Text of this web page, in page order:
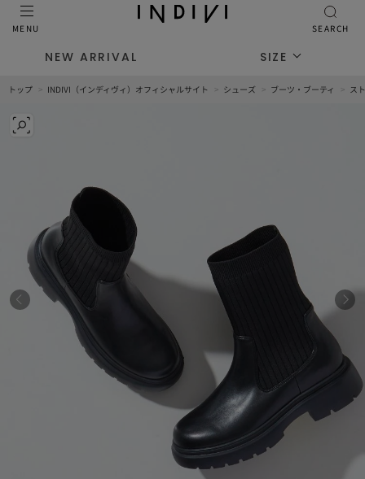
MENU SEARCH
NEW ARRIVAL SIZE
トップ INDIVI（インディヴィ）オフィシャルサイト シューズ ブーツ・ブーティ ス